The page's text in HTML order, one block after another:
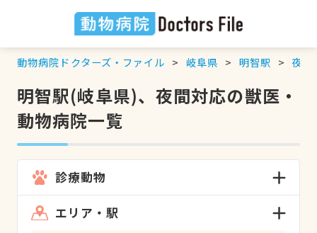
動物病院ドクターズ・ファイル 岐阜県 明智駅 夜間
明智駅(岐阜県)、夜間対応の獣医・
動物病院一覧
診療動物
エリア・駅